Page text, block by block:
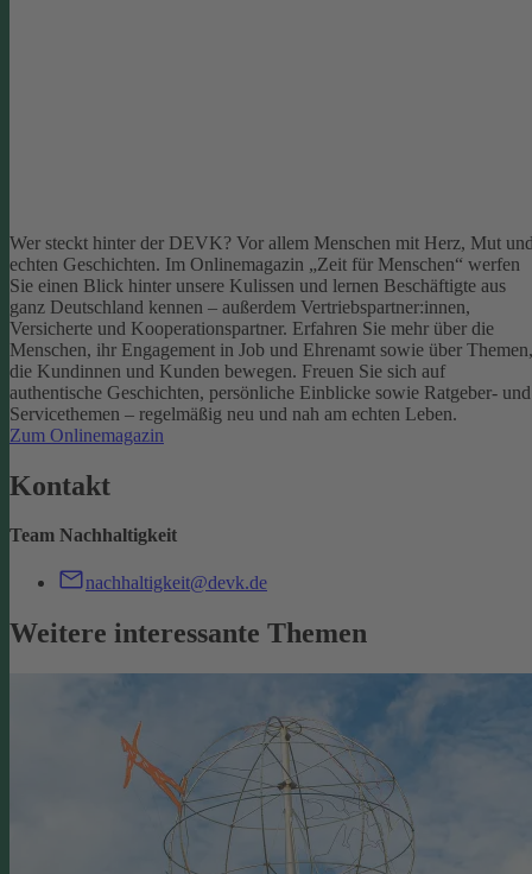
Wer steckt hinter der DEVK? Vor allem Menschen mit Herz, Mut
echten Geschichten. Im Onlinemagazin „Zeit für Menschen“ werfen
Sie einen Blick hinter unsere Kulissen und lernen Beschäftigte aus
ganz Deutschland kennen – außerdem Vertriebspartner:innen,
Versicherte und Kooperationspartner. Erfahren Sie mehr über die
Menschen, ihr Engagement in Job und Ehrenamt sowie über Themen,
die Kundinnen und Kunden bewegen. Freuen Sie sich auf
authentische Geschichten, persönliche Einblicke sowie Ratgeber- und
Servicethemen – regelmäßig neu und nah am echten Leben.
Zum Onlinemagazin
Kontakt
Team Nachhaltigkeit
nachhaltigkeit@devk.de
Weitere interessante Themen